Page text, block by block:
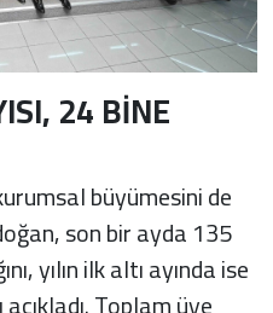
24 BİNE
büyümesini de
son bir ayda 135
yılın ilk altı ayında ise